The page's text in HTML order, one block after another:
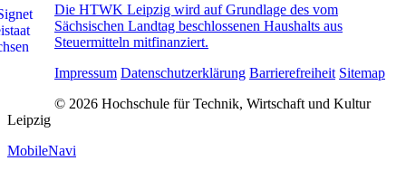
Die HTWK Leipzig wird auf Grundlage des vom
Sächsischen Landtag beschlossenen Haushalts aus
Steuermitteln mitfinanziert.
Impressum Datenschutzerklärung Barrierefreiheit Sitemap
© 2026 Hochschule für Technik, Wirtschaft und Kultur
Leipzig
MobileNavi